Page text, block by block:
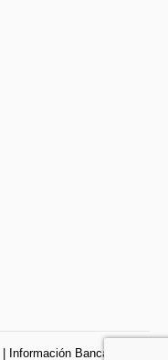
| Información Bancaria